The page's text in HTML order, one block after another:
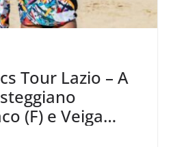
Tour Lazio – A
(F) e Veiga
(M)